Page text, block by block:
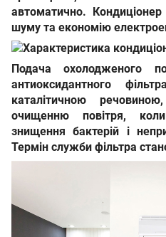
автоматично.
шуму та економію
Подача охолодженого
антиоксидантного
каталітичною речовиною
очищенню повітря,
знищення бактерій і
Термін служби фільтра